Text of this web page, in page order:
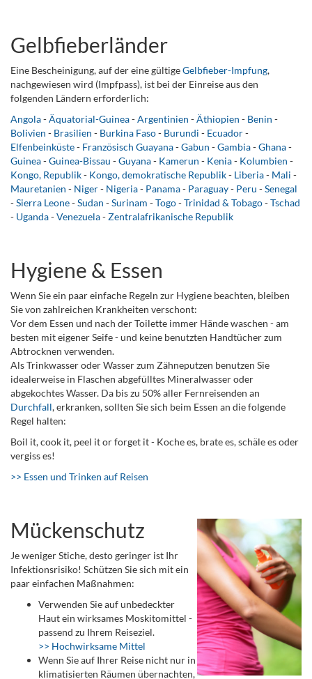
Gelbfieberländer
Eine Bescheinigung, auf der eine gültigeGelbfieber-Impfung,
nachgewiesen wird (Impfpass), ist bei der Einreise aus den
folgenden Ländern erforderlich:
Angola-Äquatorial-Guinea-Argentinien -Äthiopien - Benin -
Bolivien - Brasilien - Burkina Faso- Burundi - Ecuador-
Elfenbeinküste- Französisch Guayana-Gabun -Gambia-Ghana-
Guinea-Guinea-Bissau -Guyana- Kamerun - Kenia- Kolumbien -
Kongo, Republik- Kongo, demokratische Republik- Liberia- Mali -
Mauretanien - Niger- Nigeria- Panama- Paraguay- Peru -Senegal
-Sierra Leone-Sudan -Surinam -Togo-Trinidad & Tobago-Tschad
- Uganda-Venezuela-Zentralafrikanische Republik
Hygiene & Essen
Wenn Sie ein paar einfache Regeln zur Hygiene beachten, bleiben
Sie von zahlreichen Krankheiten verschont:
Vor dem Essen und nach der Toilette immer Hände waschen - am
besten mit eigener Seife - und keine benutzten Handtücher zum
Abtrocknen verwenden.
Als Trinkwasser oder Wasser zum Zähneputzen benutzen Sie
idealerweise in Flaschen abgefülltes Mineralwasser oder
abgekochtes Wasser. Da bis zu 50% aller Fernreisenden an
Durchfall, erkranken, sollten Sie sich beim Essen an die folgende
Regel halten:
Boil it, cook it, peel it or forget it - Koche es, brate es, schäle es oder
vergiss es!
>> Essen und Trinken auf Reisen
Mückenschutz
Je weniger Stiche, desto geringer ist Ihr
Infektionsrisiko! Schützen Sie sich mit ein
paar einfachen Maßnahmen:
Verwenden Sie auf unbedeckter
Haut ein wirksames Moskitomittel -
passend zu Ihrem Reiseziel.
>> Hochwirksame Mittel
Wenn Sie auf Ihrer Reise nicht nur in
klimatisierten Räumen übernachten,